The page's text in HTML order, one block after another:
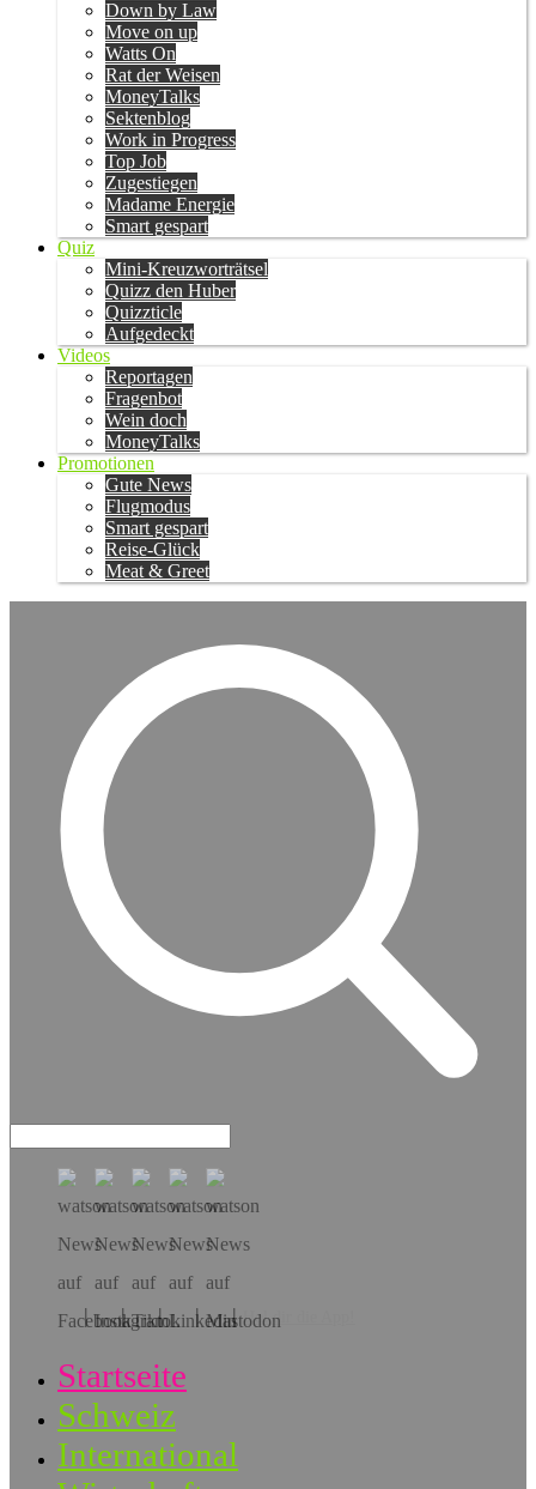
Down by Law
Move on up
Watts On
Rat der Weisen
MoneyTalks
Sektenblog
Work in Progress
Top Job
Zugestiegen
Madame Energie
Smart gespart
Quiz
Mini-Kreuzworträtsel
Quizz den Huber
Quizzticle
Aufgedeckt
Videos
Reportagen
Fragenbot
Wein doch
MoneyTalks
Promotionen
Gute News
Flugmodus
Smart gespart
Reise-Glück
Meat & Greet
Hol dir die App!
Startseite
Schweiz
International